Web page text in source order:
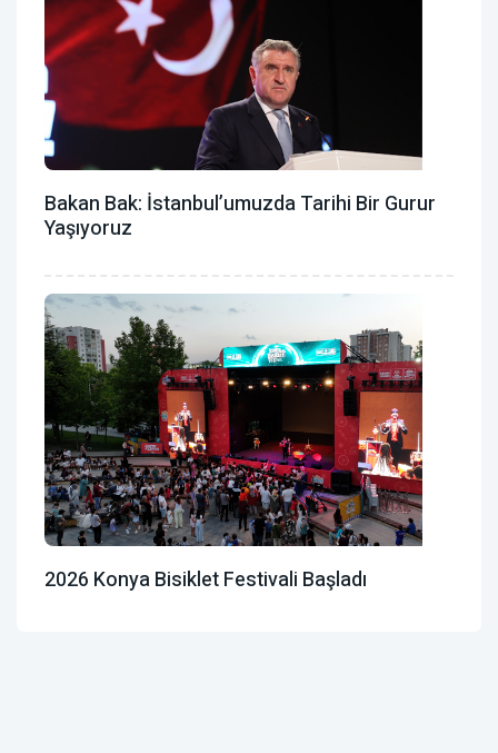
Bakan Bak: İstanbul’umuzda Tarihi Bir Gurur
Yaşıyoruz
2026 Konya Bisiklet Festivali Başladı